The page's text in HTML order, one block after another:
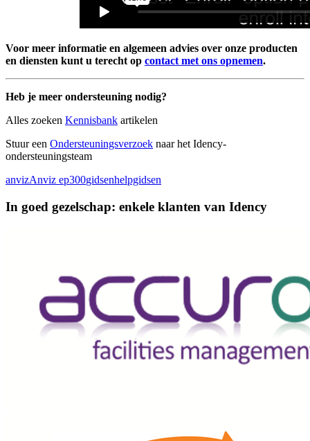
Voor meer informatie en algemeen advies over onze producten
en diensten kunt u terecht op contact met ons opnemen.
Heb je meer ondersteuning nodig?
Alles zoeken Kennisbank artikelen
Stuur een Ondersteuningsverzoek naar het Idency-
ondersteuningsteam
anvizAnviz ep300gidsenhelpgidsen
In goed gezelschap: enkele klanten van Idency